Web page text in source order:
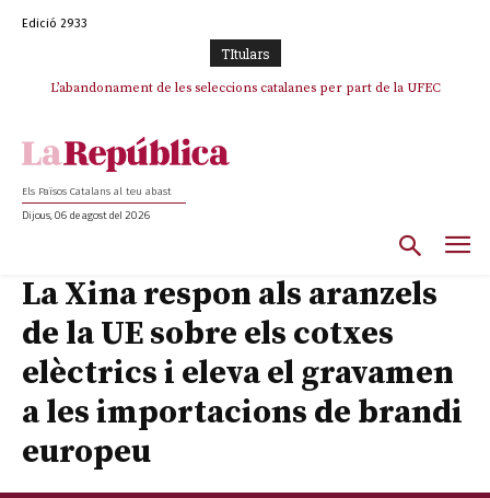
Edició 2933
TItulars
L’abandonament de les seleccions catalanes per part de la UFEC
TV3 perd el lideratge després de 23 mesos: Una deriva sense continguts i
Els Països Catalans al teu abast
Dijous, 06 de agost del 2026
La Xina respon als aranzels
de la UE sobre els cotxes
elèctrics i eleva el gravamen
a les importacions de brandi
europeu